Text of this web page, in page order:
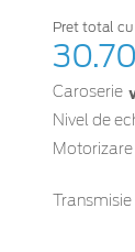
Pret total cu
Caroserie
Nivel de
Motorizare
Transmisie